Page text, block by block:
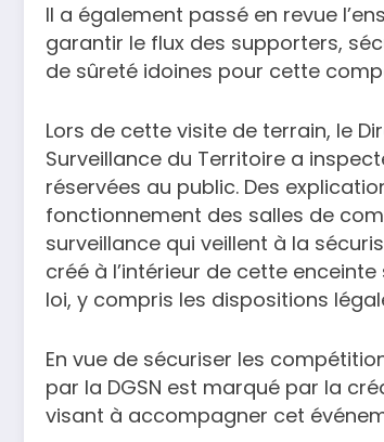
Il a également passé en revue
garantir le flux des supporters,
de sûreté idoines pour cette
Lors de cette visite de terrain, le
Surveillance du Territoire a
réservées au public. Des
fonctionnement des salles de
surveillance qui veillent à la
créé à l’intérieur de cette
loi, y compris les dispositions
En vue de sécuriser les
par la DGSN est marqué par la
visant à accompagner cet